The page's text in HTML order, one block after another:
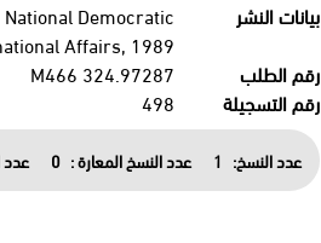
بيانات النشر
National Democratic
Affairs, 1989.
رقم الطلب
324.97287 M466
رقم التسجيلة
498
عدد النسخ: 1 عدد النسخ المعارة : 0 عدد